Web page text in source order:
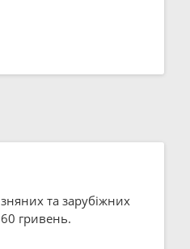
та зарубіжних
гривень.